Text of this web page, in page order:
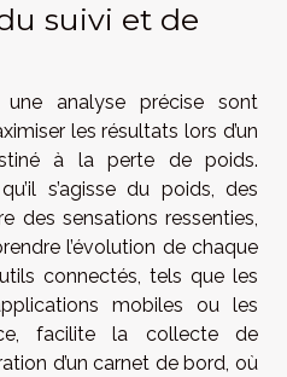
suivi et de
analyse précise sont
les résultats lors d’un
à la perte de poids.
s’agisse du poids, des
des sensations ressenties,
l’évolution de chaque
connectés, tels que les
mobiles ou les
facilite la collecte de
d’un carnet de bord, où